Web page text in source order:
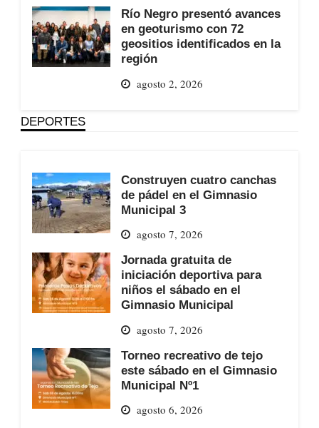
Río Negro presentó avances
en geoturismo con 72
geositios identificados en la
región
agosto 2, 2026
DEPORTES
Construyen cuatro canchas
de pádel en el Gimnasio
Municipal 3
agosto 7, 2026
Jornada gratuita de
iniciación deportiva para
niños el sábado en el
Gimnasio Municipal
agosto 7, 2026
Torneo recreativo de tejo
este sábado en el Gimnasio
Municipal Nº1
agosto 6, 2026